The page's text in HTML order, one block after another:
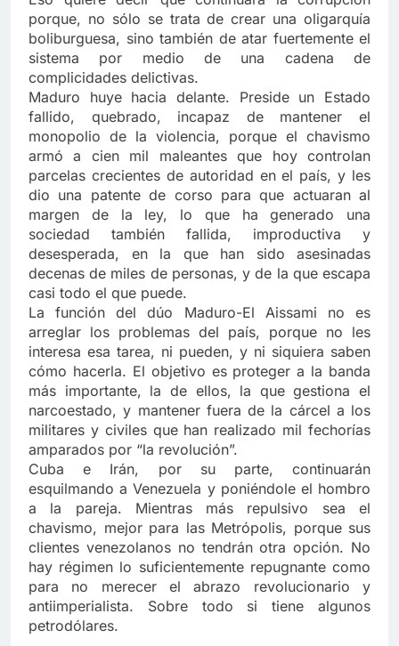
porque, no sólo se trata de crear una oligarquía
boliburguesa, sino también de atar fuertemente el
sistema por medio de una cadena de
complicidades delictivas.
Maduro huye hacia delante. Preside un Estado
fallido, quebrado, incapaz de mantener el
monopolio de la violencia, porque el chavismo
armó a cien mil maleantes que hoy controlan
parcelas crecientes de autoridad en el país, y les
dio una patente de corso para que actuaran al
margen de la ley, lo que ha generado una
sociedad también fallida, improductiva y
desesperada, en la que han sido asesinadas
decenas de miles de personas, y de la que escapa
casi todo el que puede.
La función del dúo Maduro-El Aissami no es
arreglar los problemas del país, porque no les
interesa esa tarea, ni pueden, y ni siquiera saben
cómo hacerla. El objetivo es proteger a la banda
más importante, la de ellos, la que gestiona el
narcoestado, y mantener fuera de la cárcel a los
militares y civiles que han realizado mil fechorías
amparados por “la revolución”.
Cuba e Irán, por su parte, continuarán
esquilmando a Venezuela y poniéndole el hombro
a la pareja. Mientras más repulsivo sea el
chavismo, mejor para las Metrópolis, porque sus
clientes venezolanos no tendrán otra opción. No
hay régimen lo suficientemente repugnante como
para no merecer el abrazo revolucionario y
antiimperialista. Sobre todo si tiene algunos
petrodólares.